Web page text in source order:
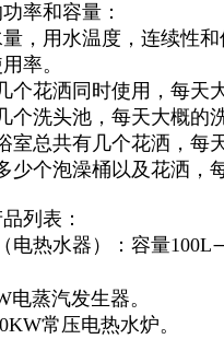
率和容量：
，用水温度，连续性
率。
个花洒同时使用，每天
个洗头池，每天大概的
室总共有几个花洒，每
少个泡澡桶以及花洒，
列表：
电热水器）：容量100L
电蒸汽发生器。
常压电热水炉。